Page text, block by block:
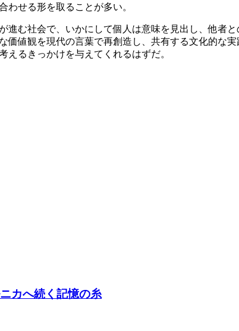
わせる形を取ることが多い。
む社会で、いかにして個人は意味を見出し、他者
価値観を現代の言葉で再創造し、共有する文化的な
るきっかけを与えてくれるはずだ。
カへ続く記憶の糸